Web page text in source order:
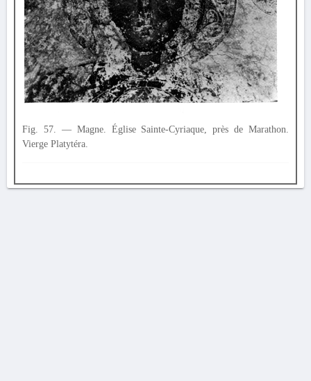
Fig. 57. — Magne. Église Sainte-Cyriaque, près de Marathon.
Vierge Platytéra.